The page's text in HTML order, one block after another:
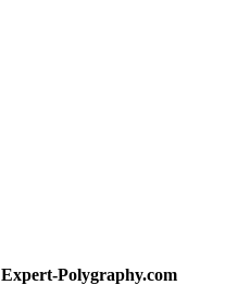
Expert-Polygraphy.com